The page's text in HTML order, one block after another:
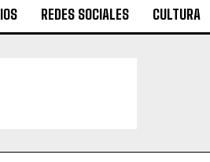
REDES SOCIALES CULTURA